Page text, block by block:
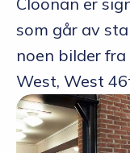
som går av
noen bilder
West, West